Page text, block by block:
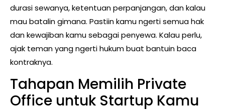
durasi sewanya, ketentuan perpanjangan, dan kalau
mau batalin gimana. Pastiin kamu ngerti semua hak
dan kewajiban kamu sebagai penyewa. Kalau perlu,
ajak teman yang ngerti hukum buat bantuin baca
kontraknya.
Tahapan Memilih Private
Office untuk Startup Kamu